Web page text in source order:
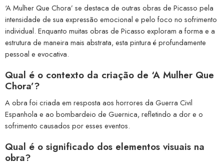
‘A Mulher Que Chora’ se destaca de outras obras de Picasso pela
intensidade de sua expressão emocional e pelo foco no sofrimento
individual. Enquanto muitas obras de Picasso exploram a forma e a
estrutura de maneira mais abstrata, esta pintura é profundamente
pessoal e evocativa.
Qual é o contexto da criação de ‘A Mulher Que
Chora’?
A obra foi criada em resposta aos horrores da Guerra Civil
Espanhola e ao bombardeio de Guernica, refletindo a dor e o
sofrimento causados por esses eventos.
Qual é o significado dos elementos visuais na
obra?